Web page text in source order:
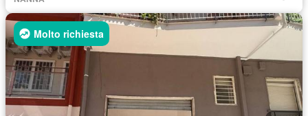
Molto richiesta